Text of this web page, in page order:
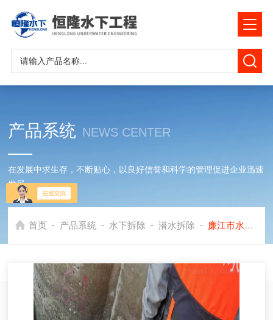
产品系统 NEWS CENTER
在发展中求生存，不断贴心，以良好信誉和科学的管理促进企业迅速
发展
首页 - 产品系统 - 水下拆除 - 潜水拆除 - 廉江市水下拆除公司